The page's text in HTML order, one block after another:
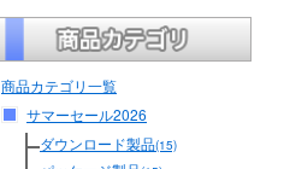
商品カテゴリ一覧
サマーセール2026
ダウンロード製品(15)